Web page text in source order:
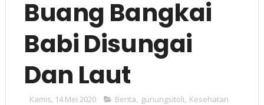
Buang Bangkai
Babi Disungai
Dan Laut
Kamis, 14 Mei 2020 Berita, gunungsitoli, Kesehatan